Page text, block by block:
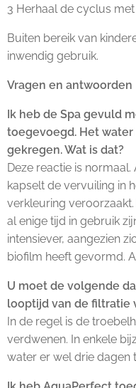
3 Herhaal de cyclus
Buiten bereik van
inwendig gebruik.
Vragen en antwoorden
Ik heb de Spa gevuld
toegevoegd. Het
gekregen. Wat is dat?
Deze reactie is
kapselt de vervuiling in
verkleuring
al enige tijd in gebruik
intensiever, aangezien
biofilm heeft gevormd.
U moet de volgende
looptijd van de filtratie
In de regel is de
verdwenen. In enkele
water er wel drie dagen